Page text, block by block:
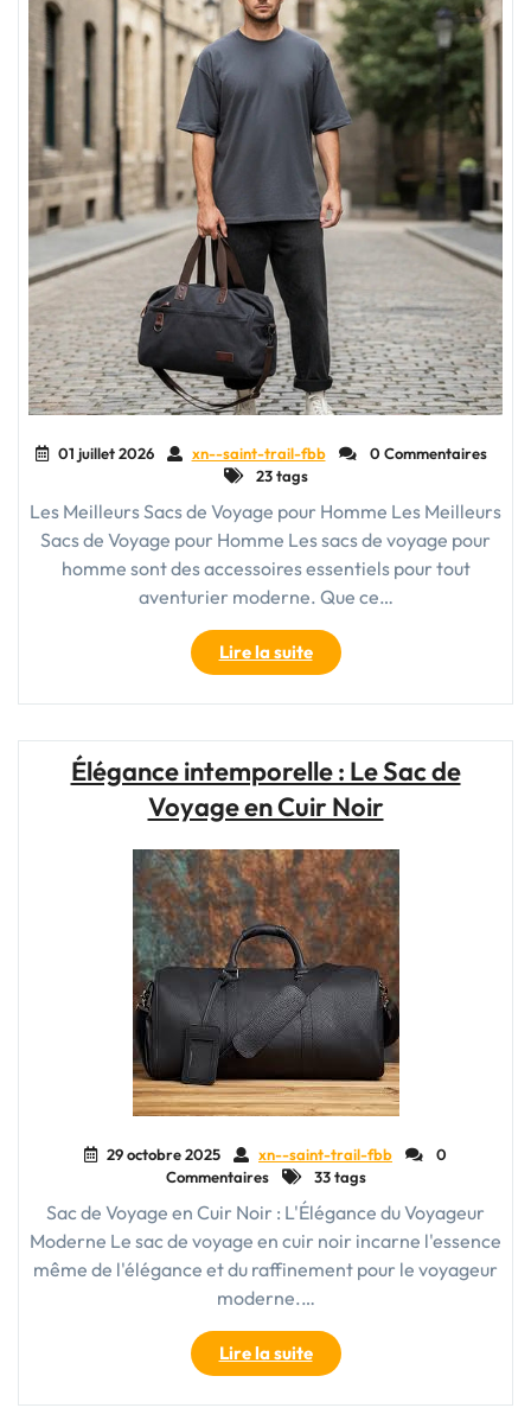
01 juillet 2026 xn--saint-trail-fbb
0 Commentaires
23 tags
Les Meilleurs Sacs de Voyage pour Homme Les Meilleurs
Sacs de Voyage pour Homme Les sacs de voyage pour
homme sont des accessoires essentiels pour tout
aventurier moderne. Que ce…
Lire la suite"Choisir
le
Meilleur
Voyage
pour
:
Guide
d’Achat
et
Recommandations"
Élégance intemporelle : Le Sac de
Voyage en Cuir Noir
29 octobre 2025 xn--saint-trail-fbb
0
Commentaires
33 tags
Sac de Voyage en Cuir Noir : L'Élégance du Voyageur
Moderne Le sac de voyage en cuir noir incarne l'essence
même de l'élégance et du raffinement pour le voyageur
moderne.…
Lire la suite"Élégance
intemporelle
: